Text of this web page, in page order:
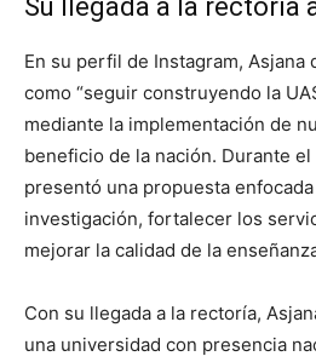
Su llegada a la rectoría
En su perfil de Instagram, Asjana
como “seguir construyendo la
mediante la implementación de
beneficio de la nación. Durante
presentó una propuesta
investigación, fortalecer los
mejorar la calidad de la
Con su llegada a la rectoría,
una universidad con presencia